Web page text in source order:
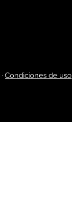
· Condiciones de uso